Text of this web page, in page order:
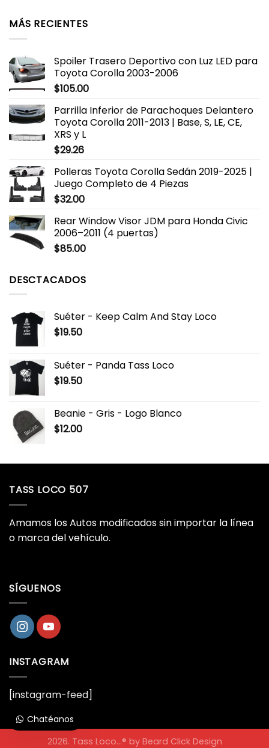
MÁS RECIENTES
Spoiler Trasero Deportivo con Luz LED para
Toyota Corolla 2003-2006
$105.00
Parrilla Inferior de Parachoques Delantero
Toyota Corolla 2011-2013 | Base, S, LE, CE,
XRS y L
$29.26
Polleras Toyota Corolla Sedán 2019-2025 |
Juego Completo de 4 Piezas
$32.00
Rear Window Visor JDM para Honda Civic
2006–2011 (4 puertas)
$85.00
DESCTACADOS
Suéter - Keep Calm And Stay Loco
$19.50
Suéter - Panda Tass Loco
$19.50
Beanie - Gris - Logo Blanco
$12.00
TASS LOCO 507
Amamos los Autos modificados sin importar la línea
o marca del vehículo.
SÍGUENOS
INSTAGRAM
[instagram-feed]
2026. Tass Loco...® by Beard Click Design
Chatéanos